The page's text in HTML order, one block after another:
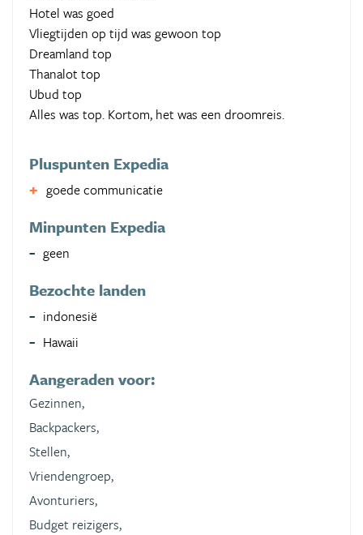
Hotel was goed
Vliegtijden op tijd was gewoon top
Dreamland top
Thanalot top
Ubud top
Alles was top. Kortom, het was een droomreis.
Pluspunten Expedia
goede communicatie
Minpunten Expedia
geen
Bezochte landen
indonesië
Hawaii
Aangeraden voor:
Gezinnen,
Backpackers,
Stellen,
Vriendengroep,
Avonturiers,
Budget reizigers,